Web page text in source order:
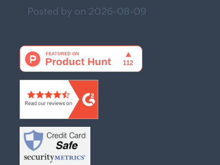
Posted by on 2026-08-09